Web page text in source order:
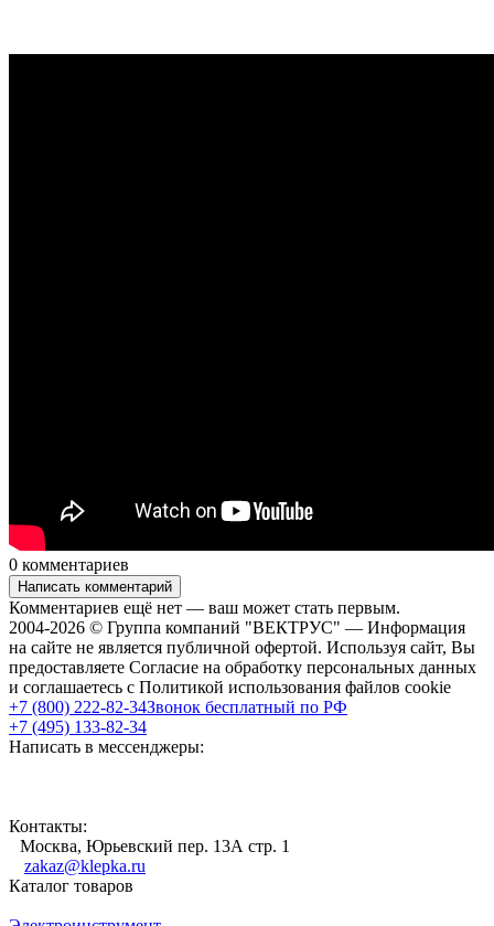
0 комментариев
Написать комментарий
Комментариев ещё нет — ваш может стать первым.
2004-2026 © Группа компаний "ВЕКТРУС" — Информация
на сайте не является публичной офертой. Используя сайт, Вы
предоставляете Согласие на обработку персональных данных
и соглашаетесь с Политикой использования файлов cookie
+7 (800) 222-82-34Звонок бесплатный по РФ
+7 (495) 133-82-34
Написать в мессенджеры:
Контакты:
Москва, Юрьевский пер. 13А стр. 1
zakaz@klepka.ru
Каталог товаров